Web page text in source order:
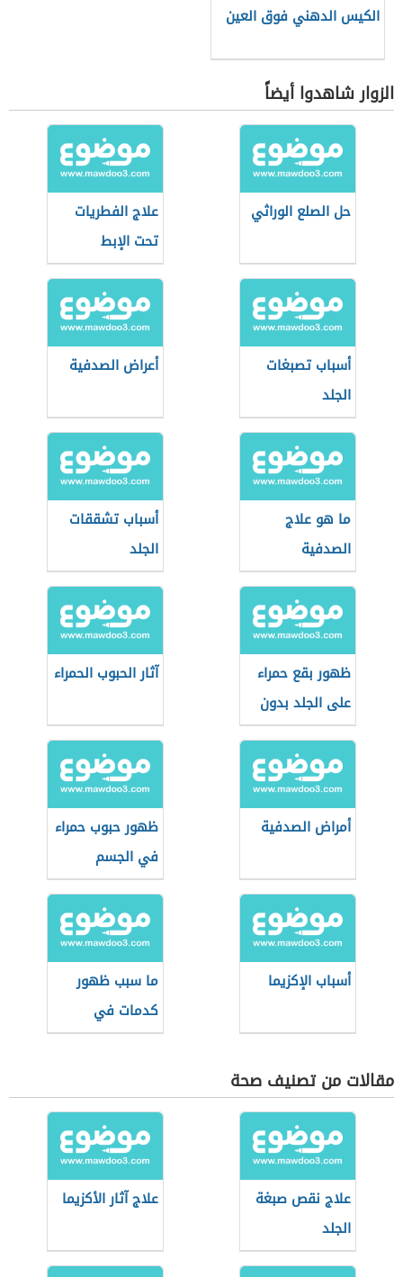
الكيس الدهني فوق العين
الزوار شاهدوا أيضاً
حل الصلع الوراثي
علاج الفطريات
تحت الإبط
أسباب تصبغات
الجلد
أعراض الصدفية
ما هو علاج
الصدفية
أسباب تشققات
الجلد
ظهور بقع حمراء
على الجلد بدون
حكة
آثار الحبوب الحمراء
أمراض الصدفية
ظهور حبوب حمراء
في الجسم
أسباب الإكزيما
ما سبب ظهور
كدمات في
الجسم بدون سبب
مقالات من تصنيف صحة
علاج نقص صبغة
الجلد
علاج آثار الأكزيما